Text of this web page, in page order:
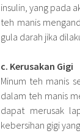
insulin, yang pada
teh manis
gula darah jika
c. Kerusakan Gigi
Minum teh manis
dalam teh manis
dapat merusak
kebersihan gigi